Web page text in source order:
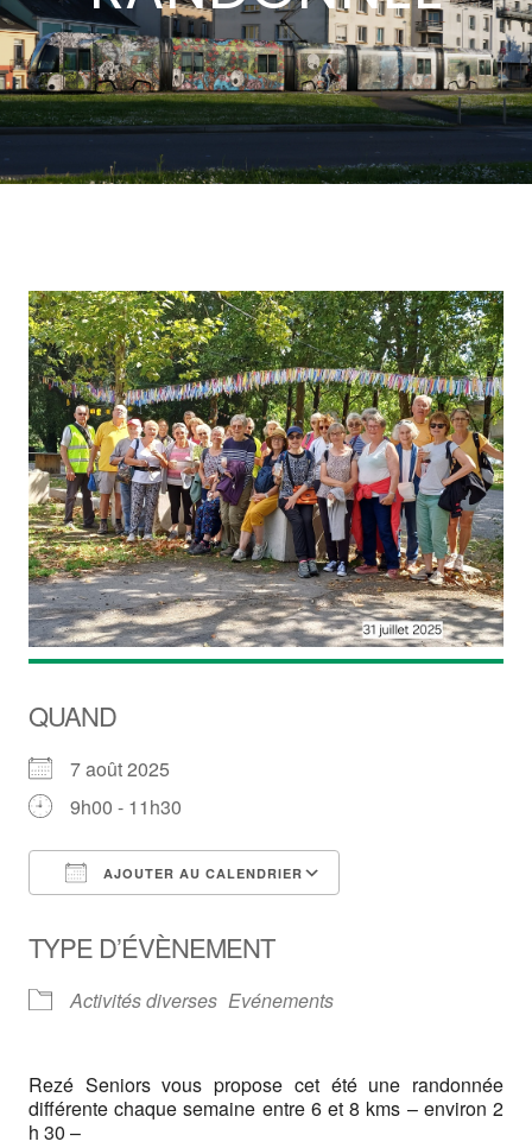
QUAND
7 août 2025
9h00 - 11h30
AJOUTER AU CALENDRIER
TYPE D’ÉVÈNEMENT
Activités diverses Evénements
Rezé Seniors vous propose cet été une randonnée
différente chaque semaine entre 6 et 8 kms – environ 2
h 30 –